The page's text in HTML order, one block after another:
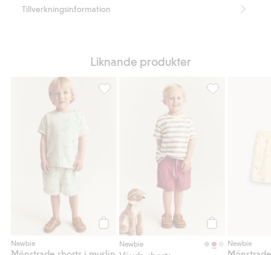
Tillverkningsinformation
Liknande produkter
Newbie
Mönstrade shorts i muslin, Lägg till i
Newbie Newbie